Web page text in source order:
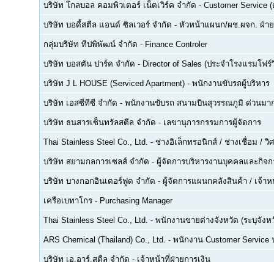
บริษัท โกลบอล คอมพิวเตอร์ เน็ตเวิร์ค จำกัด - Customer Service
บริษัท บอดี้สตีล แอนด์ ซิลเวอร์ จำกัด - หัวหน้าแผนก/ผช.ผจก. ฝ่า
กลุ่มบริษัท ทีปพิพัฒน์ จำกัด - Finance Controler
บริษัท บอสตัน ปาร์ค จำกัด - Director of Sales (ประจำโรงแรมโ
บริษัท J L HOUSE (Serviced Apartment) - พนักงานขับรถผู้บริหาร
บริษัท เอสซีทีซี จำกัด - พนักงานขับรถ สนามบินสุวรรณภูมิ ด่วนมา
บริษัท ธนสารเซ็นทรัลสตีล จำกัด - เลขานุการกรรมการผู้จัดการ
Thai Stainless Steel Co., Ltd. - ช่างอิเล็กทรอนิกส์ / ช่างเชื่อม / วิ
บริษัท สยามกลการเซลส์ จำกัด - ผู้จัดการบริหารงานบุคคลและกิจก
บริษัท บางกอกอินเตอร์ฟูด จำกัด - ผู้จัดการแผนกคลังสินค้า / เจ้า
เครือเบทาโกร - Purchasing Manager
Thai Stainless Steel Co., Ltd. - พนักงานขายต่างจังหวัด (ระบุจังห
ARS Chemical (Thailand) Co., Ltd. - พนักงาน Customer Service
บริษัท เอ.อาร์.สตีล จำกัด - เจ้าหน้าที่ฝ่ายการเงิน